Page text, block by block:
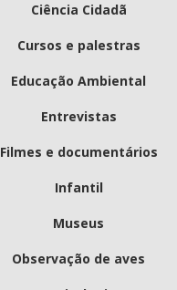
Ciência Cidadã
Cursos e palestras
Educação Ambiental
Entrevistas
Filmes e documentários
Infantil
Museus
Observação de aves